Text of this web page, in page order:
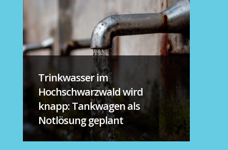
Trinkwasser im
Hochschwarzwald wird
knapp: Tankwagen als
Notlösung geplant